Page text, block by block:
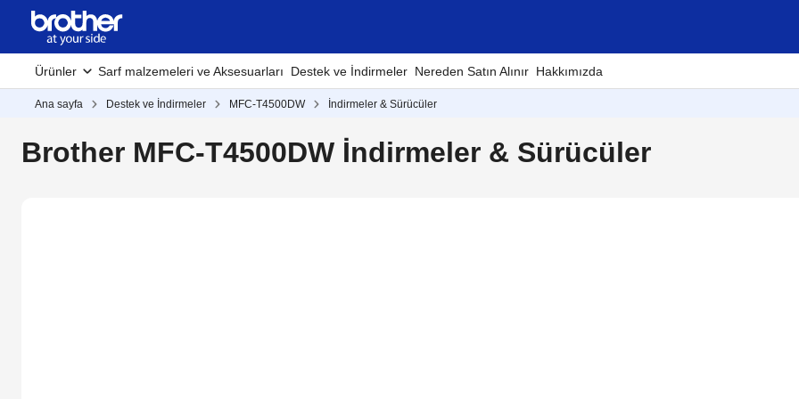
Ürünler Sarf malzemeleri ve Aksesuarları Destek ve İndirmeler Nereden Satın Alınır Hakkımızda
Ana sayfa Destek ve İndirmeler MFC-T4500DW İndirmeler & Sürücüler
Brother MFC-T4500DW İndirmeler & Sürücüler